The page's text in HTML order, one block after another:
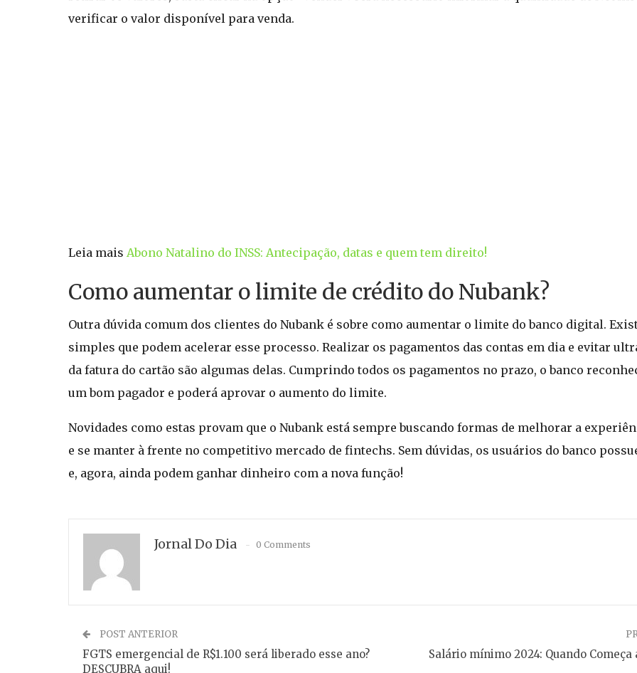
verificar o valor disponível para venda.
Leia mais Abono Natalino do INSS: Antecipação, datas e quem tem direito!
Como aumentar o limite de crédito do Nubank?
Outra dúvida comum dos clientes do Nubank é sobre como aumentar o limite do banco digital.
simples que podem acelerar esse processo. Realizar os pagamentos das contas em dia e evitar
da fatura do cartão são algumas delas. Cumprindo todos os pagamentos no prazo, o banco
um bom pagador e poderá aprovar o aumento do limite.
Novidades como estas provam que o Nubank está sempre buscando formas de melhorar a
e se manter à frente no competitivo mercado de fintechs. Sem dúvidas, os usuários do banco
e, agora, ainda podem ganhar dinheiro com a nova função!
Jornal Do Dia 0 Comments
POST ANTERIOR
FGTS emergencial de R$1.100 será liberado esse ano?
DESCUBRA aqui!
Salário mínimo 2024: Quando